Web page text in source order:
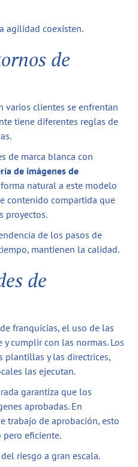
agilidad coexisten.
de
varios clientes se enfrentan
tiene diferentes reglas de
de marca blanca con
de imágenes de
natural a este modelo
contenido compartida que
proyectos.
de los pasos de
mantienen la calidad.
de
franquicias, el uso de las
cumplir con las normas. Los
plantillas y las directrices,
las ejecutan.
garantiza que los
aprobadas. En
trabajo de aprobación, esto
pero eficiente.
riesgo a gran escala.